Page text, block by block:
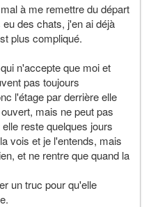
à me remettre du départ
des chats, j'en ai déjà
plus compliqué.
n'accepte que moi et
pas toujours
l'étage par derrière elle
mais ne peut pas
reste quelques jours
vois et je l'entends, mais
et ne rentre que quand la
un truc pour qu'elle